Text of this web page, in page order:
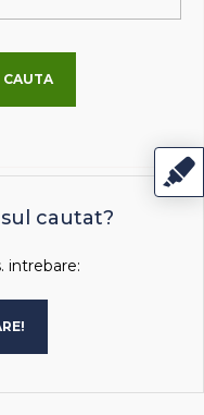
CAUTA
cautat?
intrebare: